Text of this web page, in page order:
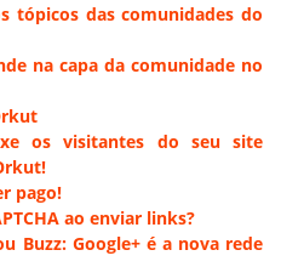
tópicos das comunidades do
na capa da comunidade no
os visitantes do seu site
pago!
ao enviar links?
Buzz: Google+ é a nova rede